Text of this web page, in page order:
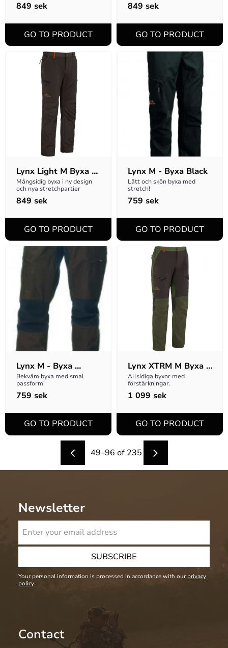
849 sek 849 sek
Lynx Light M Byxa -
Svart
Mångsidig byxa i ny design
och nya stretchpartier
849 sek
Lynx M - Byxa Black
Lätt och skön byxa med
stretch!
759 sek
Lynx M - Byxa
Brown
Bekväm byxa med smal
passform!
759 sek
Lynx XTRM M Byxa -
Grön
Allsidiga byxor med
förstärkningar.
1 099 sek
49–96 of 235
Newsletter
SUBSCRIBE
Your personal information is processed in accordance with our privacy
policy.
Contact